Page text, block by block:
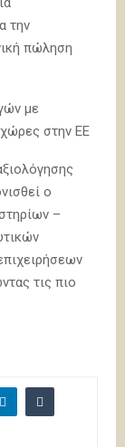
την
πώληση
με
στην ΕΕ
ο
–
τις πιο